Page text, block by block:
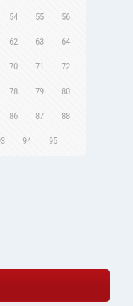
54 55 56
62 63 64
70 71 72
78 79 80
86 87 88
94 95